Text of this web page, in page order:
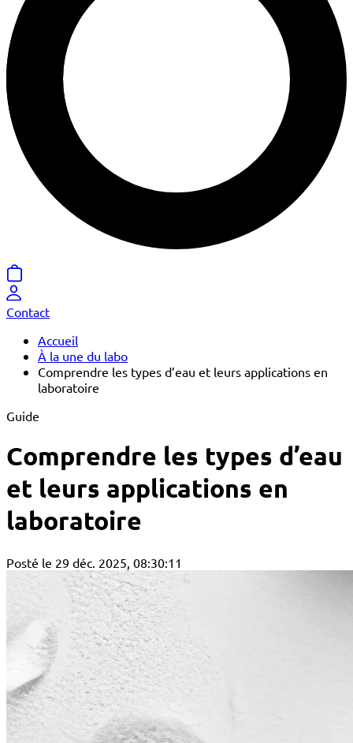
Contact
Accueil
À la une du labo
Comprendre les types d’eau et leurs applications en
laboratoire
Guide
Comprendre les types d’eau
et leurs applications en
laboratoire
Posté le 29 déc. 2025, 08:30:11